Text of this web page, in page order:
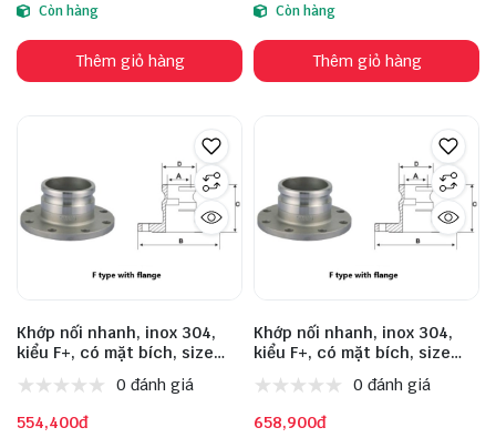
Còn hàng
Thêm giỏ hàng
Còn hàng
Thêm giỏ hàng
Khớp nối nhanh, inox 304,
kiểu F+, có mặt bích, size
0 đánh giá
554,400đ
Khớp nối nhanh, inox 304,
kiểu F+, có mặt bích, size
0 đánh giá
658,900đ